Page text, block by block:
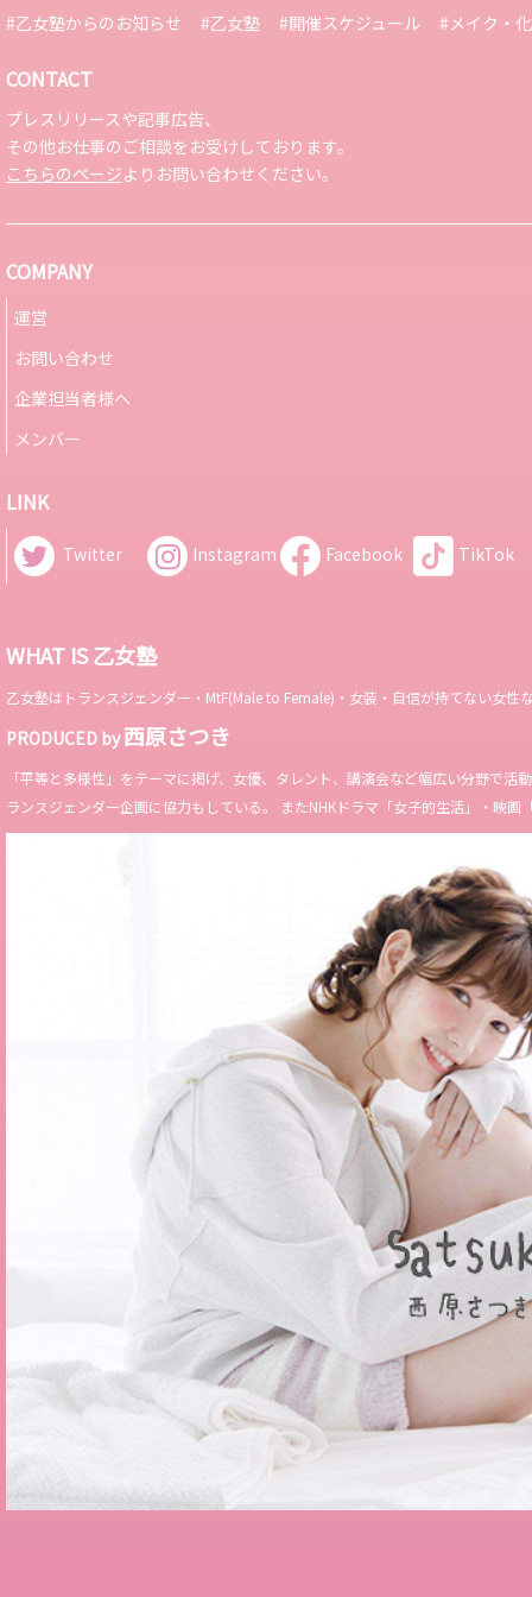
#乙女塾からのお知らせ #乙女塾 #開催スケジュール #メイク・
CONTACT
プレスリリースや記事広告、
その他お仕事のご相談をお受けしております。
こちらのページよりお問い合わせください。
COMPANY
運営
お問い合わせ
企業担当者様へ
メンバー
LINK
Twitter Instagram Facebook TikTok
WHAT IS 乙女塾
乙女塾はトランスジェンダー・MtF(Male to Female)・女装・自信が持てない女
PRODUCED by西原さつき
「平等と多様性」をテーマに掲げ、女優、タレント、講演会など幅広い分野で
ランスジェンダー企画に協力もしている。 またNHKドラマ「女子的生活」・映